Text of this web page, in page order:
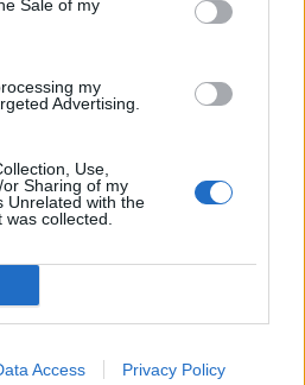
Sale of my
my
Advertising.
Use,
Sharing of my
Unrelated with the
collected.
Access Privacy Policy
– neljälle
palkkaa